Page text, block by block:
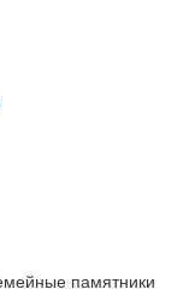
памятники